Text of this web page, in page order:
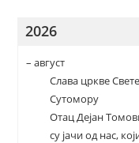
2026
–август
Слава цркве
Сутомору
Отац Дејан
су јачи од нас,